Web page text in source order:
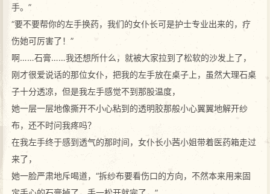
手。”
“要不要帮你的左手换药，我们的女仆长可是护士专业出来的，疗
伤她可厉害了！”
啊……石膏……我还想所什么，就被大家拉到了松软的沙发上了，
刚才很爱说话的那位女仆，把我的左手放在桌子上，虽然大理石桌
子十分透凉，但是我左手感觉不到那股温度，
她一层一层地像撕开不小心粘到的透明胶那般小心翼翼地解开纱
布，还不时问我疼吗？
在我左手终于感到透气的那时间，女仆长小茜小姐带着医药箱走过
来了，
她一脸严肃地斥喝道，“拆纱布要看伤口的方向，不然本来用来固